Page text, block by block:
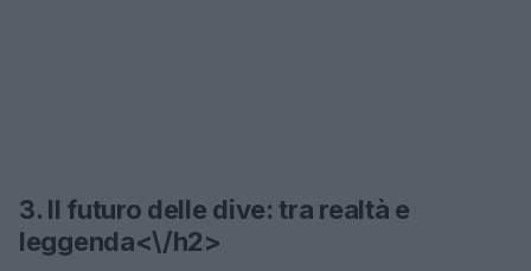
3. Il futuro delle dive: tra realtà e
leggenda<\/h2>